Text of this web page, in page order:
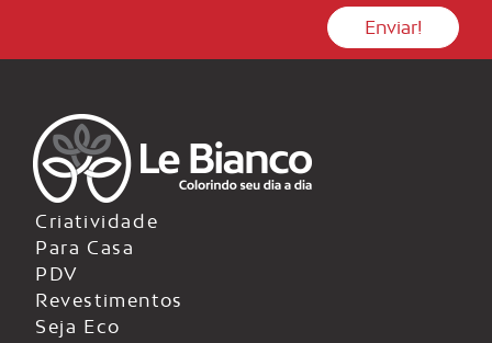
Criatividade
Para Casa
PDV
Revestimentos
Seja Eco